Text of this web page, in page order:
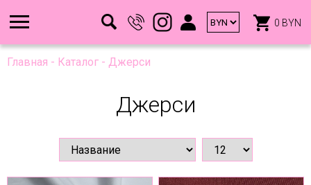
0 BYN
Главная - Каталог - Джерси
Джерси